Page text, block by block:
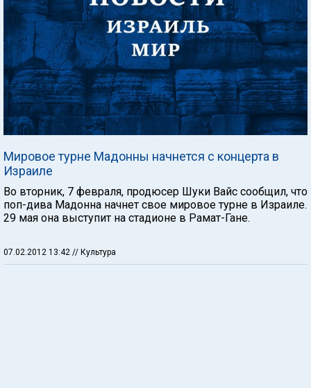
Мировое турне Мадонны начнется с концерта в
Израиле
Во вторник, 7 февраля, продюсер Шуки Вайс сообщил, что
поп-дива Мадонна начнет свое мировое турне в Израиле.
29 мая она выступит на стадионе в Рамат-Гане.
07.02.2012 13:42 // Культура